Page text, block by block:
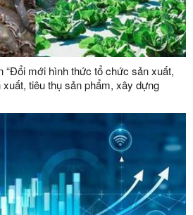
“Đổi mới hình thức tổ chức sản xuất,
tiêu thụ sản phẩm, xây dựng